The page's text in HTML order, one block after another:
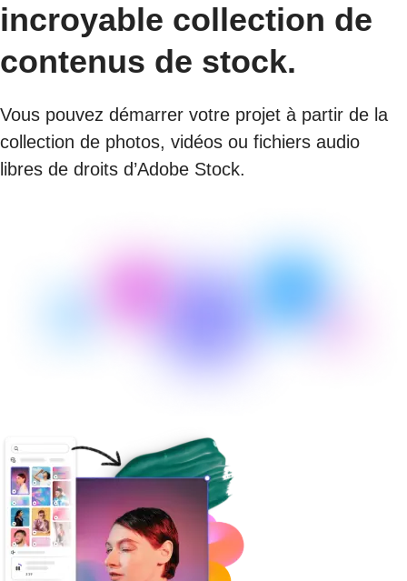
incroyable collection de
contenus de stock.
Vous pouvez démarrer votre projet à partir de la
collection de photos, vidéos ou fichiers audio
libres de droits d’Adobe Stock.